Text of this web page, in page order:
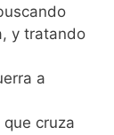
y tratando
a
cruza